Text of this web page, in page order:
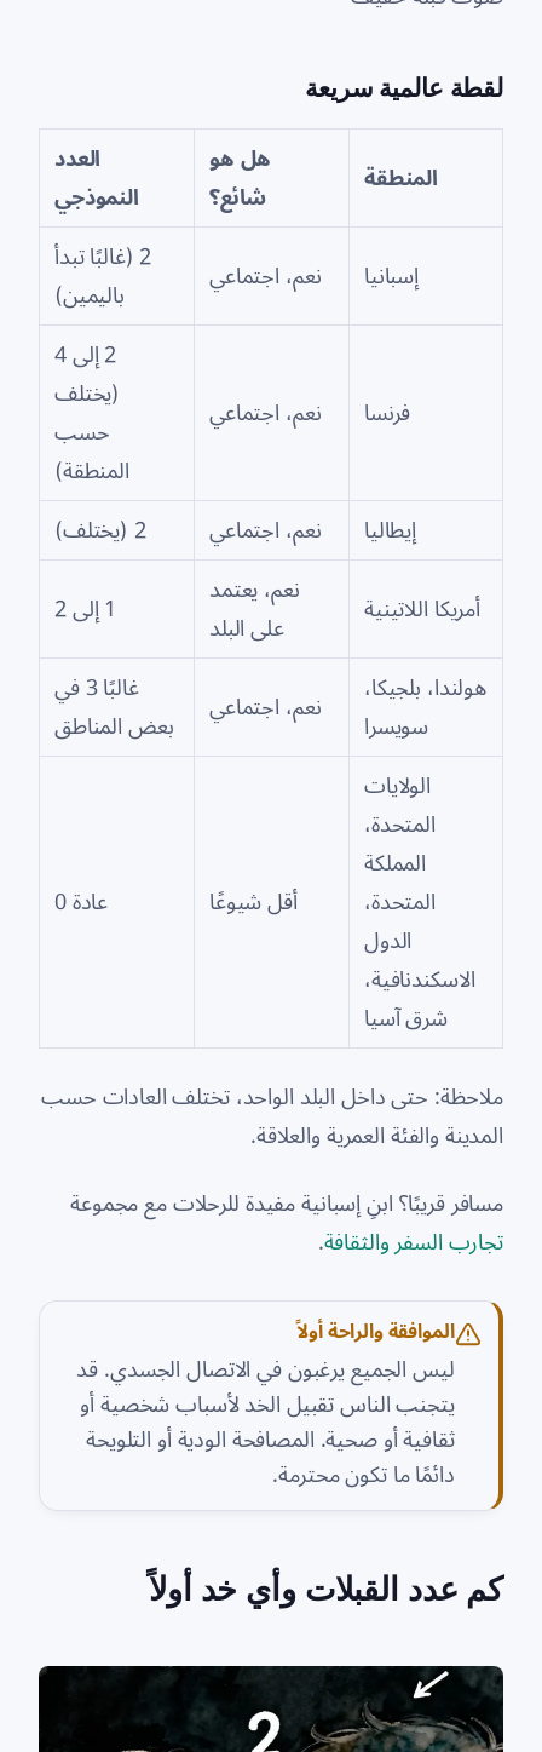
لقطة عالمية سريعة
المنطقة
هل هو
شائع؟
العدد
النموذجي
إسبانيا
نعم، اجتماعي
2 (غالبًا تبدأ
باليمين)
فرنسا نعم، اجتماعي
2 إلى 4
(يختلف
حسب
المنطقة)
إيطاليا
نعم، اجتماعي
2 (يختلف)
أمريكا اللاتينية
نعم، يعتمد
على البلد
1 إلى 2
هولندا، بلجيكا،
سويسرا
نعم، اجتماعي
غالبًا 3 في
بعض المناطق
الولايات
المتحدة،
المملكة
المتحدة،
الدول
الاسكندنافية،
شرق آسيا
أقل شيوعًا عادة 0
ملاحظة: حتى داخل البلد الواحد، تختلف العادات حسب
المدينة والفئة العمرية والعلاقة.
مسافر قريبًا؟ ابنِ إسبانية مفيدة للرحلات مع مجموعة
تجارب السفر والثقافة.
الموافقة والراحة أولاً
ليس الجميع يرغبون في الاتصال الجسدي. قد
يتجنب الناس تقبيل الخد لأسباب شخصية أو
ثقافية أو صحية. المصافحة الودية أو التلويحة
دائمًا ما تكون محترمة.
كم عدد القبلات وأي خد أولاً